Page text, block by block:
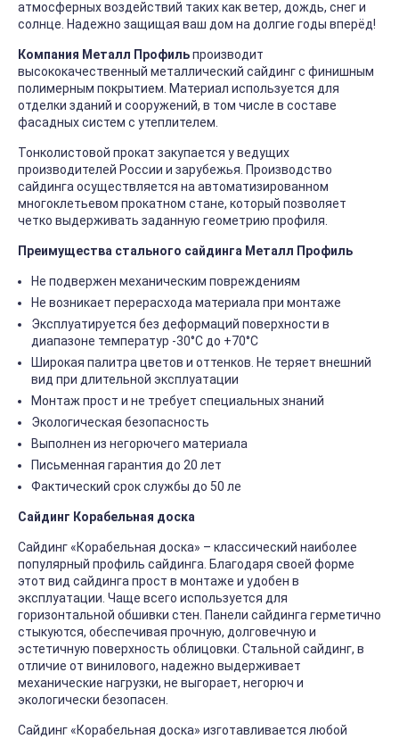
атмосферных воздействий таких как ветер, дождь, снег и
солнце. Надежно защищая ваш дом на долгие годы вперёд!
Компания Металл Профильпроизводит
высококачественный металлический сайдинг с финишным
полимерным покрытием. Материал используется для
отделки зданий и сооружений, в том числе в составе
фасадных систем с утеплителем.
Тонколистовой прокат закупается у ведущих
производителей России и зарубежья. Производство
сайдинга осуществляется на автоматизированном
многоклетьевом прокатном стане, который позволяет
четко выдерживать заданную геометрию профиля.
Преимущества стального сайдинга Металл Профиль
Не подвержен механическим повреждениям
Не возникает перерасхода материала при монтаже
Эксплуатируется без деформаций поверхности в
диапазоне температур -30°C до +70°C
Широкая палитра цветов и оттенков. Не теряет внешний
вид при длительной эксплуатации
Монтаж прост и не требует специальных знаний
Экологическая безопасность
Выполнен из негорючего материала
Письменная гарантия до 20 лет
Фактический срок службы до 50 ле
Сайдинг Корабельная доска
Сайдинг «Корабельная доска» – классический наиболее
популярный профиль сайдинга. Благодаря своей форме
этот вид сайдинга прост в монтаже и удобен в
эксплуатации. Чаще всего используется для
горизонтальной обшивки стен. Панели сайдинга герметично
стыкуются, обеспечивая прочную, долговечную и
эстетичную поверхность облицовки. Стальной сайдинг, в
отличие от винилового, надежно выдерживает
механические нагрузки, не выгорает, негорюч и
экологически безопасен.
Сайдинг «Корабельная доска» изготавливается любой